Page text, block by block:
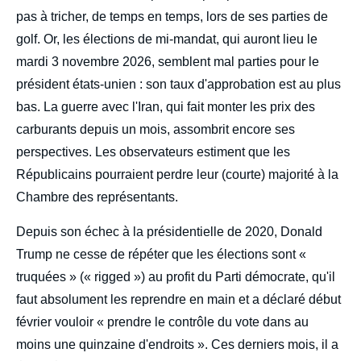
pas à tricher, de temps en temps, lors de ses parties de
golf. Or, les élections de mi-mandat, qui auront lieu le
mardi 3 novembre 2026, semblent mal parties pour le
président états-unien : son taux d'approbation est au plus
bas. La guerre avec l'Iran, qui fait monter les prix des
carburants depuis un mois, assombrit encore ses
perspectives. Les observateurs estiment que les
Républicains pourraient perdre leur (courte) majorité à la
Chambre des représentants.
Depuis son échec à la présidentielle de 2020, Donald
Trump ne cesse de répéter que les élections sont «
truquées » (« rigged ») au profit du Parti démocrate, qu'il
faut absolument les reprendre en main et a déclaré début
février vouloir « prendre le contrôle du vote dans au
moins une quinzaine d'endroits ». Ces derniers mois, il a